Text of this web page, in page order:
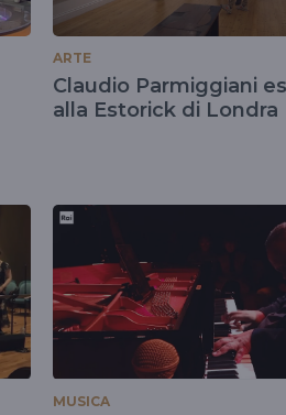
ARTE
Claudio Parmiggiani
alla Estorick di Londra
MUSICA